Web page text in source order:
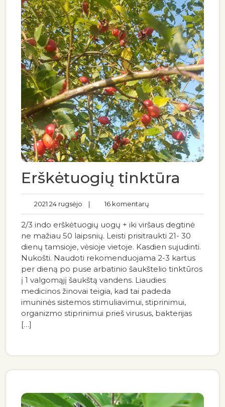
Erškėtuogių tinktūra
2021 24 rugsėjo | 16 komentarų
2/3 indo erškėtuogių uogų + iki viršaus degtinė
ne mažiau 50 laipsnių. Leisti prisitraukti 21- 30
dienų tamsioje, vėsioje vietoje. Kasdien sujudinti.
Nukošti. Naudoti rekomenduojama 2-3 kartus
per dieną po puse arbatinio šaukštelio tinktūros
į 1 valgomąjį šaukštą vandens. Liaudies
medicinos žinovai teigia, kad tai padeda
imuninės sistemos stimuliavimui, stiprinimui,
organizmo stiprinimui prieš virusus, bakterijas
[…]